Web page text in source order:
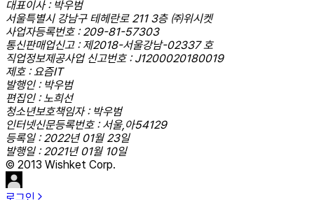
대표이사 : 박우범
서울특별시 강남구 테헤란로 211 3층 ㈜위시켓
사업자등록번호 : 209-81-57303
통신판매업신고 : 제2018-서울강남-02337 호
직업정보제공사업 신고번호 : J1200020180019
제호 : 요즘IT
발행인 : 박우범
편집인 : 노희선
청소년보호책임자 : 박우범
인터넷신문등록번호 : 서울,아54129
등록일 : 2022년 01월 23일
발행일 : 2021년 01월 10일
© 2013 Wishket Corp.
로그인